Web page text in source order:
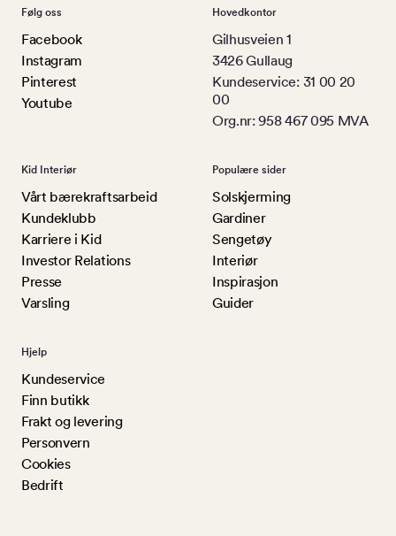
Følg oss
Facebook
Instagram
Pinterest
Youtube
Hovedkontor
Gilhusveien 1
3426 Gullaug
Kundeservice: 31 00 20
00
Org.nr: 958 467 095 MVA
Kid Interiør
Vårt bærekraftsarbeid
Kundeklubb
Karriere i Kid
Investor Relations
Presse
Varsling
Populære sider
Solskjerming
Gardiner
Sengetøy
Interiør
Inspirasjon
Guider
Hjelp
Kundeservice
Finn butikk
Frakt og levering
Personvern
Cookies
Bedrift